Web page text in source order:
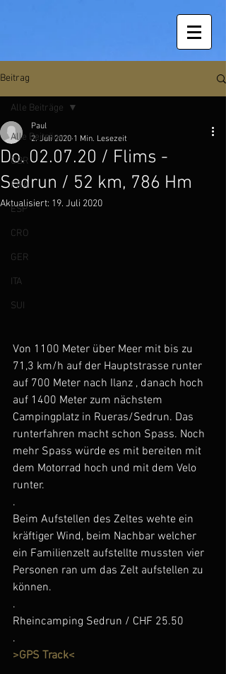
Beitrag
Alle Beiträge
GBR
FRA
ESP
CRO
GER
ITA
SUI
Alle Beiträge
Do. 02.07.20 / Flims -
Sedrun / 52 km, 786 Hm
Paul
2. Juli 2020 1 Min. Lesezeit
Aktualisiert: 19. Juli 2020
Von 1100 Meter über Meer mit bis zu
71,3 km/h auf der Hauptstrasse runter
auf 700 Meter nach Ilanz , danach hoch
auf 1400 Meter zum nächstem
Campingplatz in Rueras/Sedrun. Das
runterfahren macht schon Spass. Noch
mehr Spass würde es mit bereiten mit
dem Motorrad hoch und mit dem Velo
runter.
.
Beim Aufstellen des Zeltes wehte ein
kräftiger Wind, beim Nachbar welcher
ein Familienzelt aufstellte mussten vier
Personen ran um das Zelt aufstellen zu
können.
.
Rheincamping Sedrun / CHF 25.50
.
>GPS Track<